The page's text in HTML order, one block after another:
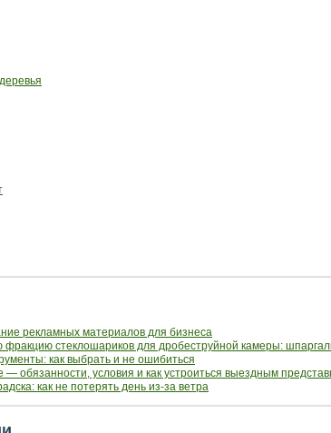
рекламных материалов для бизнеса
фракцию стеклошариков для дробеструйной камеры:
как выбрать и не ошибиться
— обязанности, условия и как устроиться выездным
как не потерять день из-за ветра